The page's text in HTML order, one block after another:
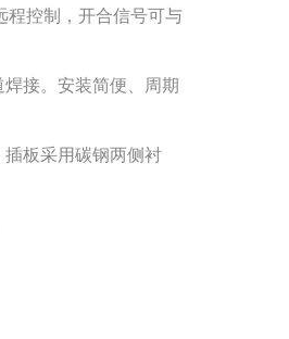
程控制，开合信号可与
接。安装简便、周期
板采用碳钢两侧衬